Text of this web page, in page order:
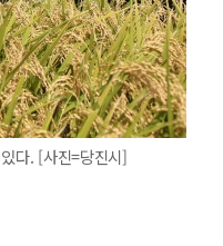
다. [사진=당진시]